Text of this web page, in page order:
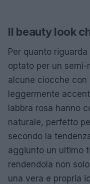
Il beauty look
Per quanto
optato per un
alcune ciocche con
leggermente
labbra rosa hanno
naturale, perfetto
secondo la
aggiunto un ultimo
rendendola non
una vera e propria